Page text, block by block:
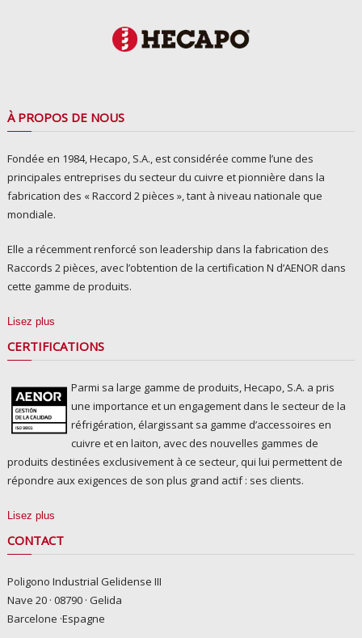
À PROPOS DE NOUS
Fondée en 1984, Hecapo, S.A., est considérée comme l’une des
principales entreprises du secteur du cuivre et pionnière dans la
fabrication des « Raccord 2 pièces », tant à niveau nationale que
mondiale.
Elle a récemment renforcé son leadership dans la fabrication des
Raccords 2 pièces, avec l’obtention de la certification N d’AENOR dans
cette gamme de produits.
Lisez plus
CERTIFICATIONS
Parmi sa large gamme de produits, Hecapo, S.A. a pris
une importance et un engagement dans le secteur de la
réfrigération, élargissant sa gamme d’accessoires en
cuivre et en laiton, avec des nouvelles gammes de
produits destinées exclusivement à ce secteur, qui lui permettent de
répondre aux exigences de son plus grand actif : ses clients.
Lisez plus
CONTACT
Poligono Industrial Gelidense III
Nave 20 · 08790 · Gelida
Barcelone ·Espagne